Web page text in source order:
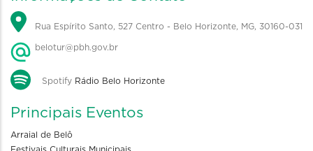
Rua Espírito Santo, 527 Centro - Belo Horizonte, MG, 30160-031
belotur@pbh.gov.br
Spotify Rádio Belo Horizonte
Principais Eventos
Arraial de Belô